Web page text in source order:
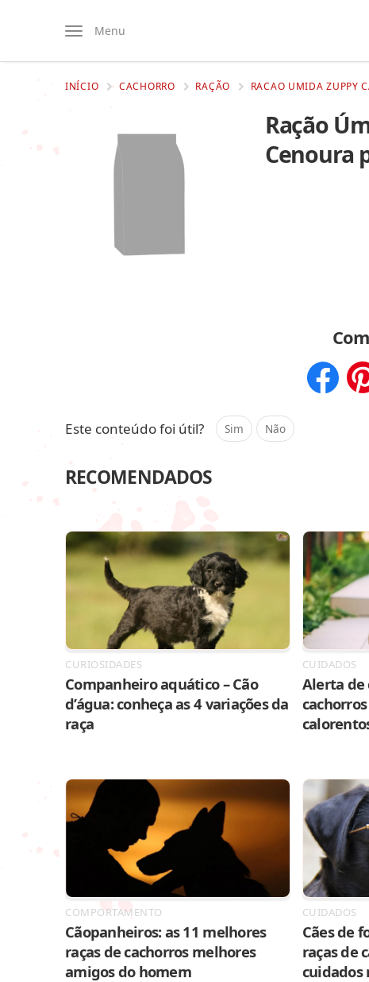
Menu
INÍCIO CACHORRO RAÇÃO RACAO UMIDA ZUPPY
Ração
Cenoura
Este conteúdo foi útil? Sim Não
RECOMENDADOS
CURIOSIDADES
Companheiro aquático – Cão
d’água: conheça as 4 variações da
raça
CUIDADOS
Alerta de
COMPORTAMENTO
Cãopanheiros: as 11 melhores
raças de cachorros melhores
amigos do homem
CUIDADOS
Cães de
raças de
cuidados